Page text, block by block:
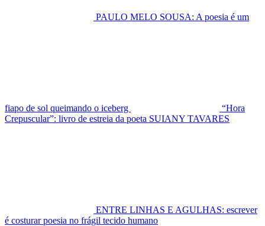
PAULO MELO SOUSA: A poesia é um
fiapo de sol queimando o iceberg
“Hora
Crepuscular”: livro de estreia da poeta SUIANY TAVARES
ENTRE LINHAS E AGULHAS: escrever
é costurar poesia no frágil tecido humano